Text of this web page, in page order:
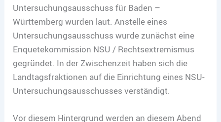
Untersuchungsausschuss für Baden –
Württemberg wurden laut. Anstelle eines
Untersuchungsausschuss wurde zunächst eine
Enquetekommission NSU / Rechtsextremismus
gegründet. In der Zwischenzeit haben sich die
Landtagsfraktionen auf die Einrichtung eines NSU-
Untersuchungsausschusses verständigt.
Vor diesem Hintergrund werden an diesem Abend